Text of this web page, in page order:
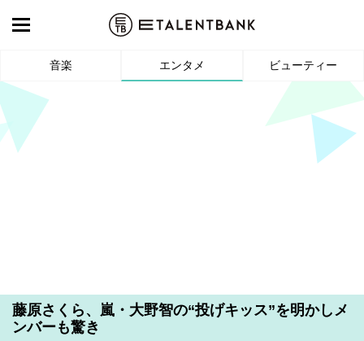
音楽 エンタメ ビューティー
藤原さくら、嵐・大野智の“投げキッス”を明かしメ
ンバーも驚き